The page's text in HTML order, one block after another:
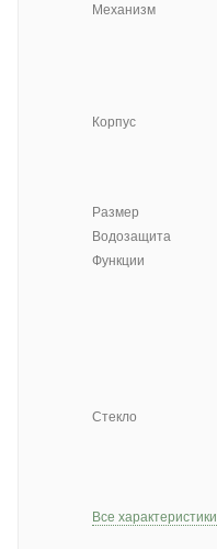
Механизм
Корпус
Размер
Водозащита
Функции
Стекло
Все характеристики